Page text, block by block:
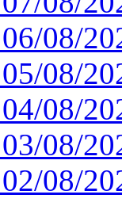
08/
08/
08/
08/
08/